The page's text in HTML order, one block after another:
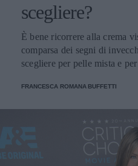
scegliere?
È bene ricorrere alla crema
comparsa dei segni di
scegliere per pelle mista e
FRANCESCA ROMANA BUFFETTI